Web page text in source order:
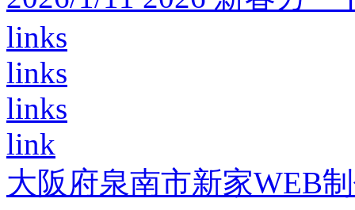
links
links
links
link
大阪府泉南市新家WEB